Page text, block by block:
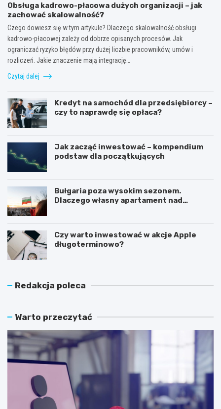
Obsługa kadrowo-płacowa dużych organizacji – jak
zachować skalowalność?
Czego dowiesz się w tym artykule? Dlaczego skalowalność obsługi
kadrowo-płacowej zależy od dobrze opisanych procesów. Jak
ograniczać ryzyko błędów przy dużej liczbie pracowników, umów i
rozliczeń. Jakie znaczenie mają integrację…
Czytaj dalej
Kredyt na samochód dla przedsiębiorcy –
czy to naprawdę się opłaca?
Jak zacząć inwestować – kompendium
podstaw dla początkujących
Bułgaria poza wysokim sezonem.
Dlaczego własny apartament nad
Czy warto inwestować w akcje Apple
długoterminowo?
Redakcja poleca
Warto przeczytać